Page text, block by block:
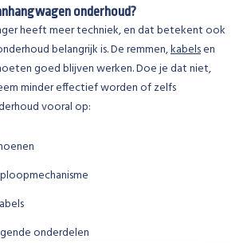
onderhoud?
heeft meer techniek, en dat betekent ook
belangrijk is. De remmen,kabelsen
goed blijven werken. Doe je dat niet,
minder effectief worden of zelfs
vooral op:
onderdelen